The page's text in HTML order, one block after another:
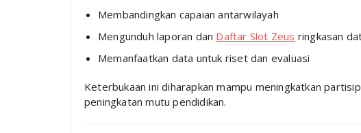
Membandingkan capaian antarwilayah
Mengunduh laporan dan Daftar Slot Zeus ringkasan
Memanfaatkan data untuk riset dan evaluasi
Keterbukaan ini diharapkan mampu meningkatkan
peningkatan mutu pendidikan.